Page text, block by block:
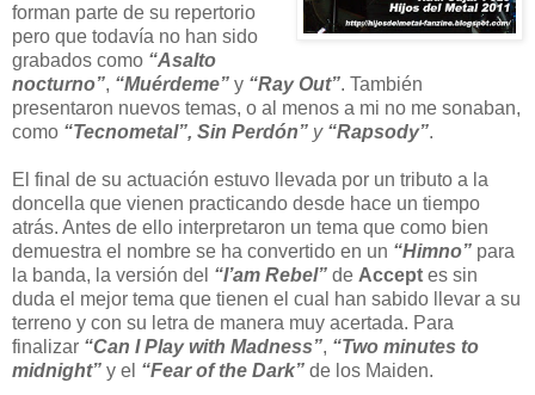
forman parte de su repertorio
pero que todavía no han sido
grabados como “Asalto
nocturno”, “Muérdeme” y “Ray Out”. También
presentaron nuevos temas, o al menos a mi no me sonaban,
como “Tecnometal”, Sin Perdón” y “Rapsody”.
El final de su actuación estuvo llevada por un tributo a la
doncella que vienen practicando desde hace un tiempo
atrás. Antes de ello interpretaron un tema que como bien
demuestra el nombre se ha convertido en un “Himno” para
la banda, la versión del “I’am Rebel” de Accept es sin
duda el mejor tema que tienen el cual han sabido llevar a su
terreno y con su letra de manera muy acertada. Para
finalizar “Can I Play with Madness”, “Two minutes to
midnight” y el “Fear of the Dark” de los Maiden.